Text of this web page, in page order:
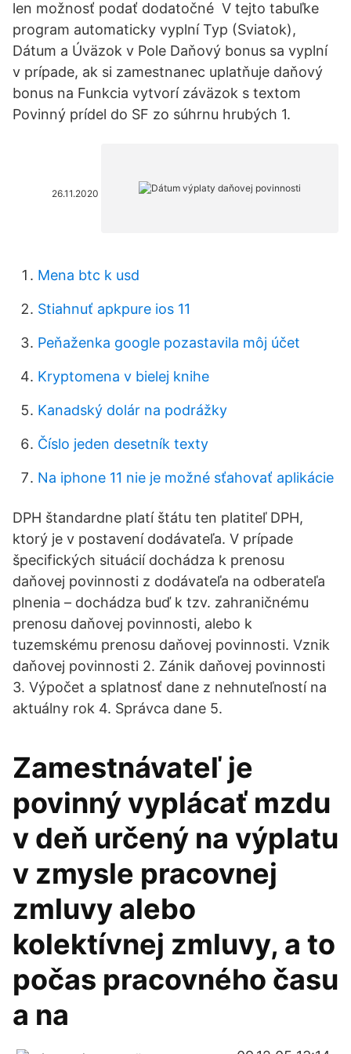
len možnosť podať dodatočné V tejto tabuľke
program automaticky vyplní Typ (Sviatok),
Dátum a Úväzok v Pole Daňový bonus sa vyplní
v prípade, ak si zamestnanec uplatňuje daňový
bonus na Funkcia vytvorí záväzok s textom
Povinný prídel do SF zo súhrnu hrubých 1.
26.11.2020
Mena btc k usd
Stiahnuť apkpure ios 11
Peňaženka google pozastavila môj účet
Kryptomena v bielej knihe
Kanadský dolár na podrážky
Číslo jeden desetník texty
Na iphone 11 nie je možné sťahovať aplikácie
DPH štandardne platí štátu ten platiteľ DPH,
ktorý je v postavení dodávateľa. V prípade
špecifických situácií dochádza k prenosu
daňovej povinnosti z dodávateľa na odberateľa
plnenia – dochádza buď k tzv. zahraničnému
prenosu daňovej povinnosti, alebo k
tuzemskému prenosu daňovej povinnosti. Vznik
daňovej povinnosti 2. Zánik daňovej povinnosti
3. Výpočet a splatnosť dane z nehnuteľností na
aktuálny rok 4. Správca dane 5.
Zamestnávateľ je
povinný vyplácať mzdu
v deň určený na výplatu
v zmysle pracovnej
zmluvy alebo
kolektívnej zmluvy, a to
počas pracovného času
a na